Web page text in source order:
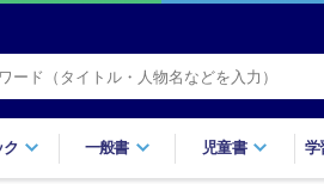
ク 一般書 児童書 学